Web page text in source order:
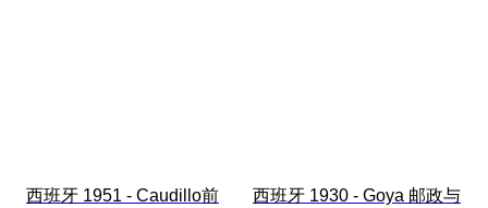
西班牙 1951 - Caudillo前
西班牙 1930 - Goya 邮政与